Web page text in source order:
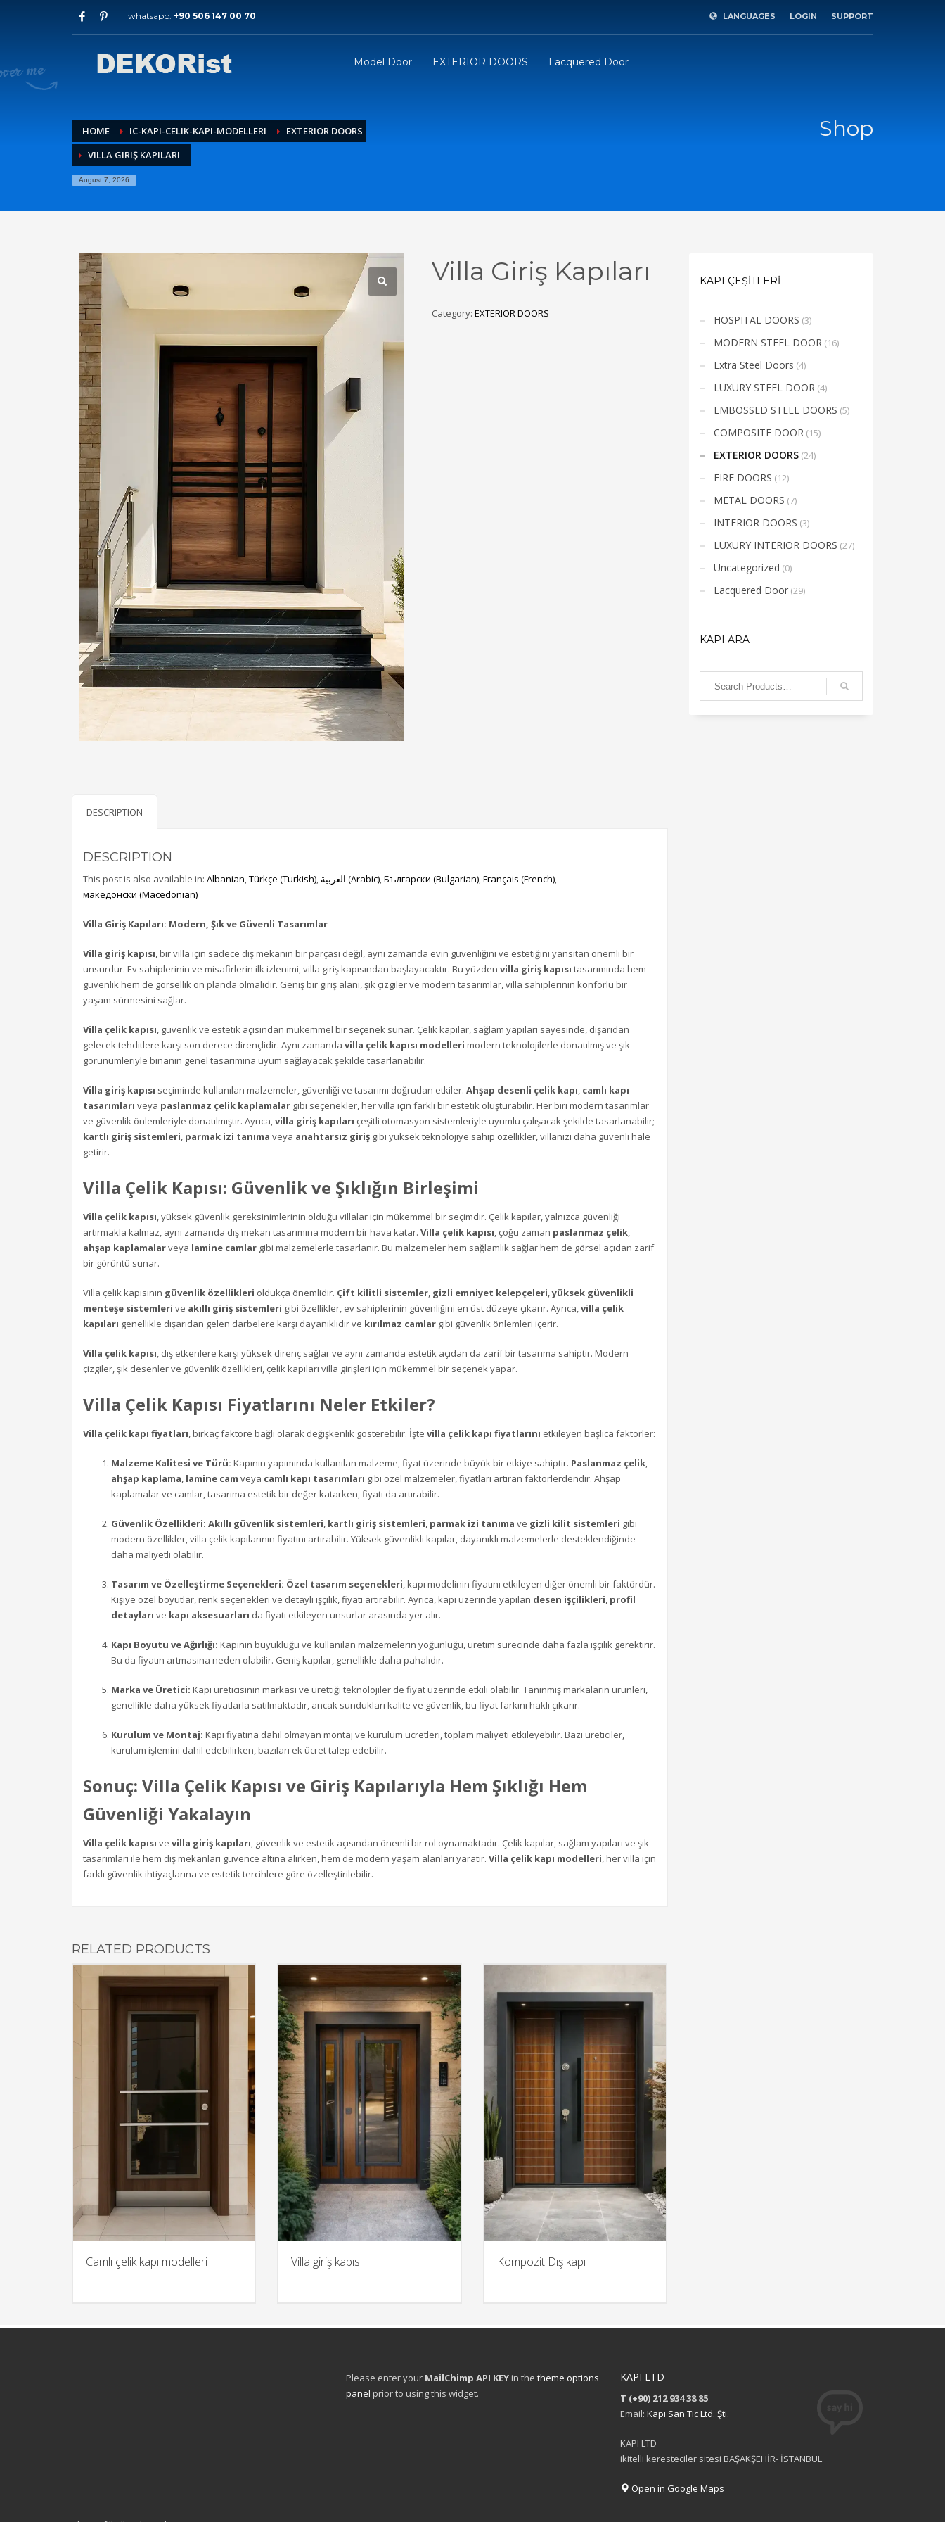
Archives
July 2026
December 2025
November 2025
September 2025
August 2015
Categories
interior door models
HOW TO SHOP
1 Review your order.
If you still have problems, please let us know, by sending an email to support@website.com . Thank you!
SHOWROOM HOURS
Mon-Fri 9:00AM - 6:00AM
Sat - 9:00AM-5:00PM
whatsapp: +90 506 147 00 70 LANGUAGES LOGIN SUPPORT
Model Door EXTERIOR DOORS Lacquered Door
HOME IC-KAPI-CELIK-KAPI-MODELLERI
EXTERIOR DOORS
VILLA GIRIŞ KAPILARI
August 7, 2026
Shop
Villa Giriş Kapıları
Category: EXTERIOR DOORS
DESCRIPTION
DESCRIPTION
This post is also available in: Albanian Türkçe (Turkish) العربية (Arabic) Български (Bulgarian) Français (French)
македонски (Macedonian)
Villa Giriş Kapıları: Modern, Şık ve Güvenli Tasarımlar
Villa giriş kapısı, bir villa için sadece dış mekanın bir parçası değil, aynı zamanda evin güvenliğini ve estetiğini yansıtan önemli bir
unsurdur. Ev sahiplerinin ve misafirlerin ilk izlenimi, villa giriş kapısından başlayacaktır. Bu yüzden villa giriş kapısı tasarımında hem
güvenlik hem de görsellik ön planda olmalıdır. Geniş bir giriş alanı, şık çizgiler ve modern tasarımlar, villa sahiplerinin konforlu bir
yaşam sürmesini sağlar.
Villa çelik kapısı, güvenlik ve estetik açısından mükemmel bir seçenek sunar. Çelik kapılar, sağlam yapıları sayesinde, dışarıdan
gelecek tehditlere karşı son derece dirençlidir. Aynı zamanda villa çelik kapısı modelleri modern teknolojilerle donatılmış ve şık
görünümleriyle binanın genel tasarımına uyum sağlayacak şekilde tasarlanabilir.
Villa giriş kapısı seçiminde kullanılan malzemeler, güvenliği ve tasarımı doğrudan etkiler. Ahşap desenli çelik kapı, camlı kapı
tasarımları veya paslanmaz çelik kaplamalar gibi seçenekler, her villa için farklı bir estetik oluşturabilir. Her biri modern tasarımlar
ve güvenlik önlemleriyle donatılmıştır. Ayrıca,villa giriş kapıları çeşitli otomasyon sistemleriyle uyumlu çalışacak şekilde tasarlanabilir;
kartlı giriş sistemleri, parmak izi tanıma veya anahtarsız giriş gibi yüksek teknolojiye sahip özellikler, villanızı daha güvenli hale
getirir.
Villa Çelik Kapısı: Güvenlik ve Şıklığın Birleşimi
Villa çelik kapısı, yüksek güvenlik gereksinimlerinin olduğu villalar için mükemmel bir seçimdir. Çelik kapılar, yalnızca güvenliği
artırmakla kalmaz, aynı zamanda dış mekan tasarımına modern bir hava katar. Villa çelik kapısı, çoğu zaman paslanmaz çelik,
ahşap kaplamalarveya lamine camlar gibi malzemelerle tasarlanır. Bu malzemeler hem sağlamlık sağlar hem de görsel açıdan zarif
bir görüntü sunar.
Villa çelik kapısının güvenlik özellikleri oldukça önemlidir. Çift kilitli sistemler, gizli emniyet kelepçeleri,yüksek güvenlikli
menteşe sistemleri ve akıllı giriş sistemleri gibi özellikler, ev sahiplerinin güvenliğini en üst düzeye çıkarır. Ayrıca,villa çelik
kapıları genellikle dışarıdan gelen darbelere karşı dayanıklıdır ve kırılmaz camlar gibi güvenlik önlemleri içerir.
Villa çelik kapısı, dış etkenlere karşı yüksek direnç sağlar ve aynı zamanda estetik açıdan da zarif bir tasarıma sahiptir. Modern
çizgiler, şık desenler ve güvenlik özellikleri, çelik kapıları villa girişleri için mükemmel bir seçenek yapar.
Villa Çelik Kapısı Fiyatlarını Neler Etkiler?
Villa çelik kapı fiyatları, birkaç faktöre bağlı olarak değişkenlik gösterebilir. İşte villa çelik kapı fiyatlarını etkileyen başlıca faktörler:
Malzeme Kalitesi ve Türü: Kapının yapımında kullanılan malzeme, fiyat üzerinde büyük bir etkiye sahiptir. Paslanmaz çelik,
ahşap kaplama, lamine cam veya camlı kapı tasarımları gibi özel malzemeler, fiyatları artıran faktörlerdendir. Ahşap
kaplamalar ve camlar, tasarıma estetik bir değer katarken, fiyatı da artırabilir.
Güvenlik Özellikleri: Akıllı güvenlik sistemleri, kartlı giriş sistemleri, parmak izi tanıma ve gizli kilit sistemleri gibi
modern özellikler, villa çelik kapılarının fiyatını artırabilir. Yüksek güvenlikli kapılar, dayanıklı malzemelerle desteklendiğinde
daha maliyetli olabilir.
Tasarım ve Özelleştirme Seçenekleri: Özel tasarım seçenekleri, kapı modelinin fiyatını etkileyen diğer önemli bir faktördür.
Kişiye özel boyutlar, renk seçenekleri ve detaylı işçilik, fiyatı artırabilir. Ayrıca, kapı üzerinde yapılan desen işçilikleri, profil
detayları ve kapı aksesuarları da fiyatı etkileyen unsurlar arasında yer alır.
Kapı Boyutu ve Ağırlığı: Kapının büyüklüğü ve kullanılan malzemelerin yoğunluğu, üretim sürecinde daha fazla işçilik gerektirir.
Bu da fiyatın artmasına neden olabilir. Geniş kapılar, genellikle daha pahalıdır.
Marka ve Üretici: Kapı üreticisinin markası ve ürettiği teknolojiler de fiyat üzerinde etkili olabilir. Tanınmış markaların ürünleri,
genellikle daha yüksek fiyatlarla satılmaktadır, ancak sundukları kalite ve güvenlik, bu fiyat farkını haklı çıkarır.
Kurulum ve Montaj: Kapı fiyatına dahil olmayan montaj ve kurulum ücretleri, toplam maliyeti etkileyebilir. Bazı üreticiler,
kurulum işlemini dahil edebilirken, bazıları ek ücret talep edebilir.
Sonuç: Villa Çelik Kapısı ve Giriş Kapılarıyla Hem Şıklığı Hem
Güvenliği Yakalayın
Villa çelik kapısı ve villa giriş kapıları, güvenlik ve estetik açısından önemli bir rol oynamaktadır. Çelik kapılar, sağlam yapıları ve şık
tasarımları ile hem dış mekanları güvence altına alırken, hem de modern yaşam alanları yaratır. Villa çelik kapı modelleri, her villa için
farklı güvenlik ihtiyaçlarına ve estetik tercihlere göre özelleştirilebilir.
RELATED PRODUCTS
Camlı çelik kapı modelleri​ Villa giriş kapısı Kompozit Dış kapı
KAPI ÇEŞİTLERİ
HOSPITAL DOORS (3)
MODERN STEEL DOOR (16)
Extra Steel Doors (4)
LUXURY STEEL DOOR (4)
EMBOSSED STEEL DOORS (5)
COMPOSITE DOOR (15)
EXTERIOR DOORS (24)
FIRE DOORS (12)
METAL DOORS (7)
INTERIOR DOORS (3)
LUXURY INTERIOR DOORS (27)
Uncategorized (0)
Lacquered Door (29)
KAPI ARA
Please enter your MailChimp API KEY in the theme options
panel prior to using this widget.
KAPI LTD
T (+90) 212 934 38 85
Email: Kapı San Tic Ltd. Şti.
KAPI LTD
ikitelli keresteciler sitesi BAŞAKŞEHİR- İSTANBUL
Open in Google Maps